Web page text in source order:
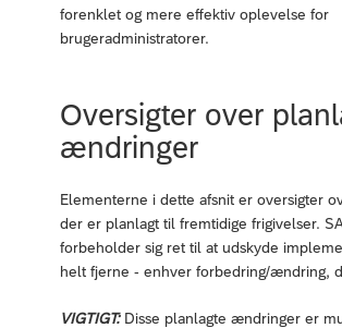
forenklet og mere effektiv oplevelse for
brugeradministratorer.
Oversigter over
ændringer
Elementerne i dette afsnit er oversigter
der er planlagt til fremtidige frigivelser.
forbeholder sig ret til at udskyde
helt fjerne - enhver forbedring/ændring,
VIGTIGT:Disse planlagte ændringer er